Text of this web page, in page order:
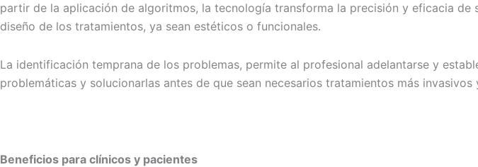
partir de la aplicación de algoritmos, la tecnología transforma la precisión y eficacia
diseño de los tratamientos, ya sean estéticos o funcionales.
La identificación temprana de los problemas, permite al profesional adelantarse y
problemáticas y solucionarlas antes de que sean necesarios tratamientos más invasivos
Beneficios para clínicos y pacientes